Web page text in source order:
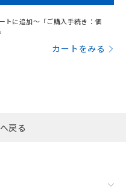
トに追加～「ご購入手続き：価
カートをみる
戻る